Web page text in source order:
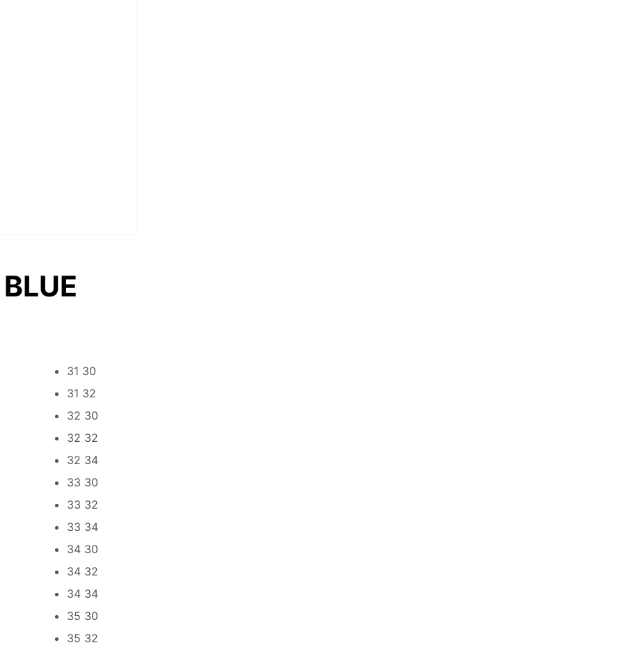
31 30
31 32
32 30
32 32
32 34
33 30
33 32
33 34
34 30
34 32
34 34
35 30
35 32